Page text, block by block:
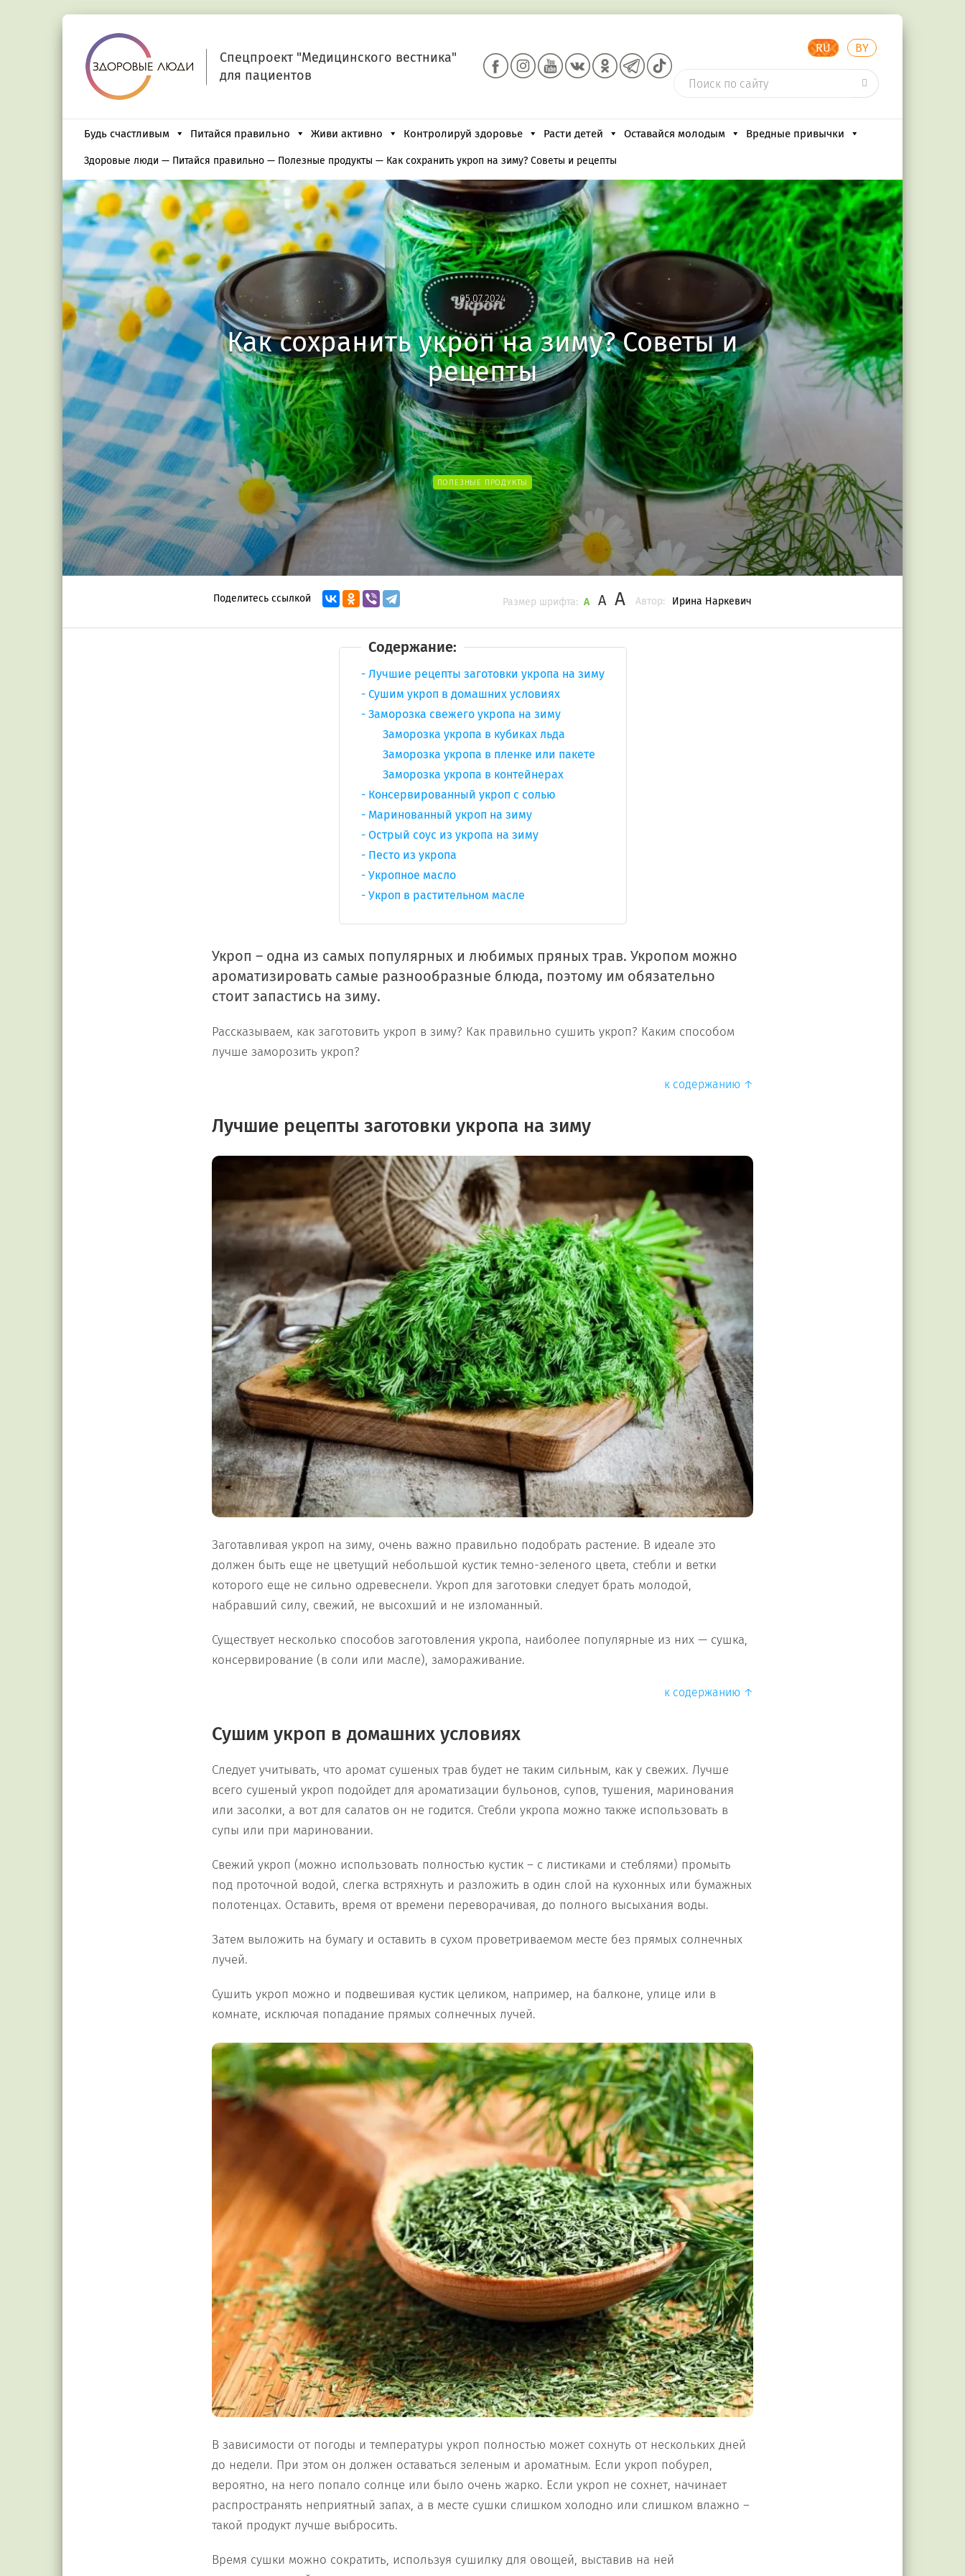
Спецпроект "Медицинского вестника"
для пациентов
RU BY
Будь счастливым Питайся правильно Живи активно Контролируй здоровье Расти детей Оставайся молодым Вредные привычки
Здоровые люди — Питайся правильно — Полезные продукты — Как сохранить укроп на зиму? Советы и рецепты
05.07.2024
05.07.2024
Как сохранить укроп на зиму? Советы и
рецепты
ПОЛЕЗНЫЕ ПРОДУКТЫ
Поделитесь ссылкой Автор: Ирина Наркевич
Размер шрифта: A A A
Содержание:
Лучшие рецепты заготовки укропа на зиму
Сушим укроп в домашних условиях
Заморозка свежего укропа на зиму
Заморозка укропа в кубиках льда
Заморозка укропа в пленке или пакете
Заморозка укропа в контейнерах
Консервированный укроп с солью
Маринованный укроп на зиму
Острый соус из укропа на зиму
Песто из укропа
Укропное масло
Укроп в растительном масле
Укроп – одна из самых популярных и любимых пряных трав. Укропом можно
ароматизировать самые разнообразные блюда, поэтому им обязательно
стоит запастись на зиму.
Рассказываем, как заготовить укроп в зиму? Как правильно сушить укроп? Каким способом
лучше заморозить укроп?
к содержанию ↑
Лучшие рецепты заготовки укропа на зиму
Заготавливая укроп на зиму, очень важно правильно подобрать растение. В идеале это
должен быть еще не цветущий небольшой кустик темно-зеленого цвета, стебли и ветки
которого еще не сильно одревеснели. Укроп для заготовки следует брать молодой,
набравший силу, свежий, не высохший и не изломанный.
Существует несколько способов заготовления укропа, наиболее популярные из них — сушка,
консервирование (в соли или масле), замораживание.
к содержанию ↑
Сушим укроп в домашних условиях
Следует учитывать, что аромат сушеных трав будет не таким сильным, как у свежих. Лучше
всего сушеный укроп подойдет для ароматизации бульонов, супов, тушения, маринования
или засолки, а вот для салатов он не годится. Стебли укропа можно также использовать в
супы или при мариновании.
Свежий укроп (можно использовать полностью кустик – с листиками и стеблями) промыть
под проточной водой, слегка встряхнуть и разложить в один слой на кухонных или бумажных
полотенцах. Оставить, время от времени переворачивая, до полного высыхания воды.
Затем выложить на бумагу и оставить в сухом проветриваемом месте без прямых солнечных
лучей.
Сушить укроп можно и подвешивая кустик целиком, например, на балконе, улице или в
комнате, исключая попадание прямых солнечных лучей.
В зависимости от погоды и температуры укроп полностью может сохнуть от нескольких дней
до недели. При этом он должен оставаться зеленым и ароматным. Если укроп побурел,
вероятно, на него попало солнце или было очень жарко. Если укроп не сохнет, начинает
распространять неприятный запах, а в месте сушки слишком холодно или слишком влажно –
такой продукт лучше выбросить.
Время сушки можно сократить, используя сушилку для овощей, выставив на ней